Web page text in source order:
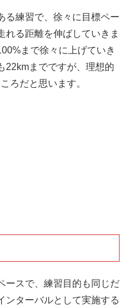
る練習で、徐々に目標ペー
れる距離を伸ばしていきま
まで徐々に上げていき
22kmまでですが、理想的
ろだと思います。
ースで、練習目的も同じだ
ンターバルとして実施する